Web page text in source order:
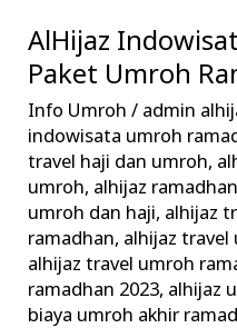
AlHijaz
Paket Umroh
Info Umroh / admin
indowisata umroh
travel haji dan umroh,
umroh, alhijaz
umroh dan haji, alhijaz
ramadhan, alhijaz travel
alhijaz travel umroh
ramadhan 2023, alhijaz
biaya umroh akhir